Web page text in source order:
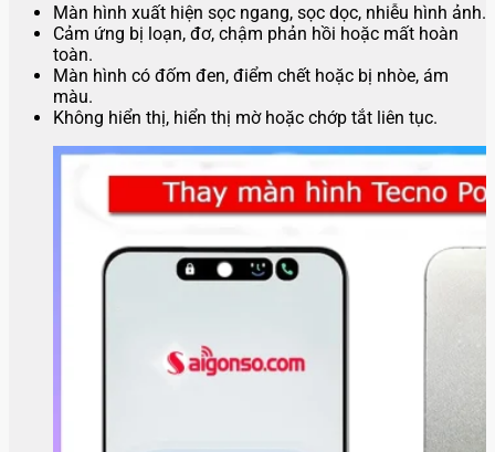
Màn hình xuất hiện sọc ngang, sọc dọc, nhiễu hình ảnh.
Cảm ứng bị loạn, đơ, chậm phản hồi hoặc mất hoàn
toàn.
Màn hình có đốm đen, điểm chết hoặc bị nhòe, ám
màu.
Không hiển thị, hiển thị mờ hoặc chớp tắt liên tục.